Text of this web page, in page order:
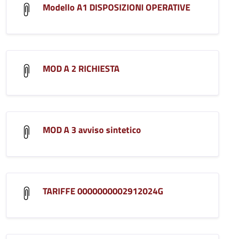
Modello A1 DISPOSIZIONI OPERATIVE
MOD A 2 RICHIESTA
MOD A 3 avviso sintetico
TARIFFE 0000000002912024G